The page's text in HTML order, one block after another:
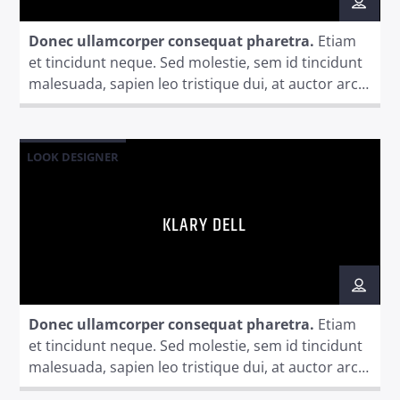
Donec ullamcorper consequat pharetra. Etiam
et tincidunt neque. Sed molestie, sem id tincidunt
malesuada, sapien leo tristique dui, at auctor arcu
eros at nulla. Phasellus lacus ante, feugiat eu
LOOK DESIGNER
KLARY DELL
Donec ullamcorper consequat pharetra. Etiam
et tincidunt neque. Sed molestie, sem id tincidunt
malesuada, sapien leo tristique dui, at auctor arcu
eros at nulla. Phasellus lacus ante, feugiat eu